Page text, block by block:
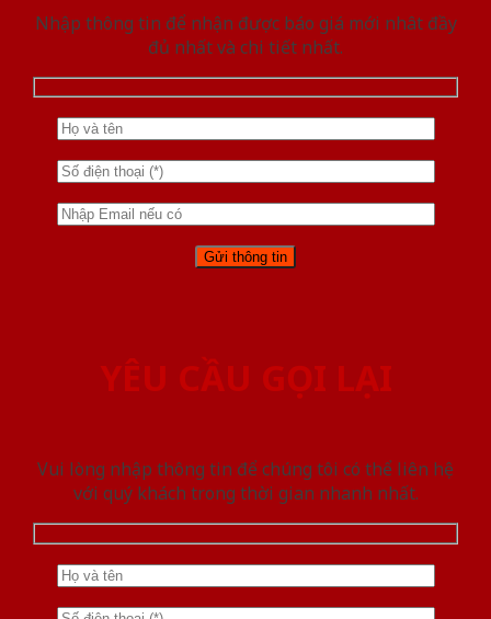
Nhập thông tin để nhận được báo giá mới nhât đầy
đủ nhất và chi tiết nhất.
YÊU CẦU GỌI LẠI
Vui lòng nhập thông tin để chúng tôi có thể liên hệ
với quý khách trong thời gian nhanh nhất.